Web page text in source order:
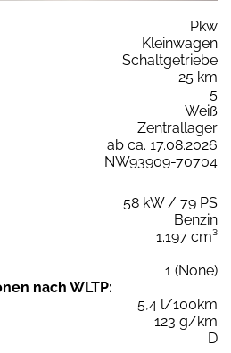
Pkw
Kleinwagen
Schaltgetriebe
25 km
5
Weiß
Zentrallager
ab ca. 17.08.2026
NW93909-70704
58 kW / 79 PS
Benzin
1.197 cm³
1 (None)
nach WLTP:
5,4 l/100km
123 g/km
D